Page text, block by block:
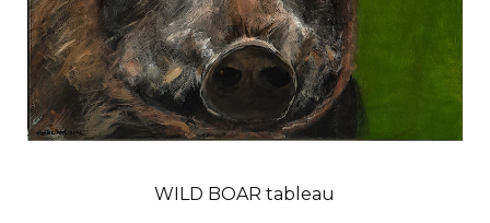
WILD BOAR tableau